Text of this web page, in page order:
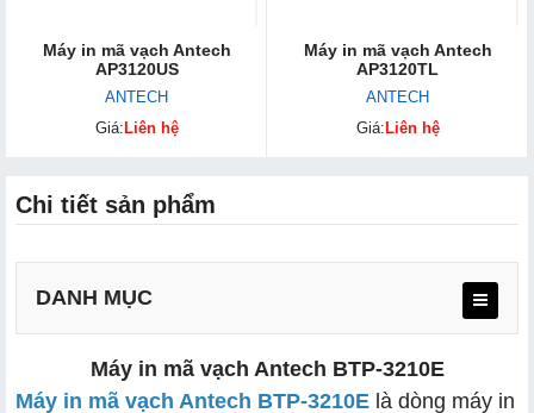
Máy in mã vạch Antech
AP3120US
ANTECH
Giá: Liên hệ
Máy in mã vạch Antech
AP3120TL
ANTECH
Giá: Liên hệ
Chi tiết sản phẩm
DANH MỤC
Máy in mã vạch Antech BTP-3210E
Máy in mã vạch Antech BTP-3210E là dòng máy in